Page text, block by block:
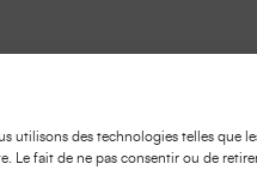
utilisons des technologies telles
Le fait de ne pas consentir ou de